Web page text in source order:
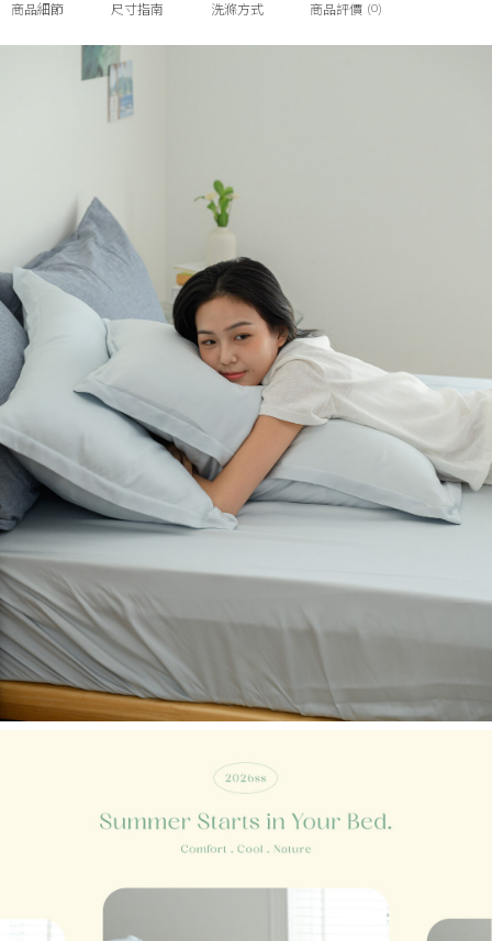
商品細節 尺寸指南 洗滌方式 商品評價 (0)